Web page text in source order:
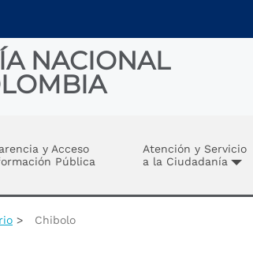
NACIONAL
y Acceso
Pública
Atención y Servicio
a la Ciudadanía
Chibolo